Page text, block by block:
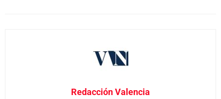
Redacción Valencia